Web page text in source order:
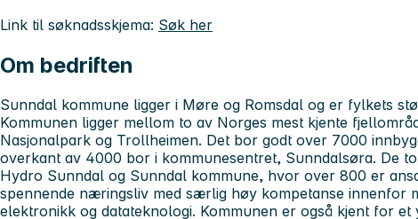
Link til søknadsskjema: Søk her
Om bedriften
Sunndal kommune ligger i Møre og Romsdal og er fylkets
Kommunen ligger mellom to av Norges mest kjente
Nasjonalpark og Trollheimen. Det bor godt over 7000
overkant av 4000 bor i kommunesentret, Sunndalsøra. De
Hydro Sunndal og Sunndal kommune, hvor over 800 er
spennende næringsliv med særlig høy kompetanse innenfor
elektronikk og datateknologi. Kommunen er også kjent for